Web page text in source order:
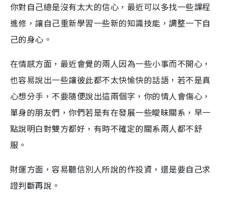
你對自己總是沒有太大的信心，最近可以多找一些課程
進修，讓自己重新學習一些新的知識技能，調整一下自
己的身心。
在情感方面，最近會覺的兩人因為一些小事而不開心，
也容易說出一些讓彼此都不太快愉快的話語，若不是真
心想分手，不要隨便說出這兩個字，你的情人會傷心，
單身的朋友們，你們若是有在發展一些曖昧關系，早一
點說明白對雙方都好，有時不確定的關系兩人都不舒
服。
財運方面，容易聽信別人所說的作投資，還是要自己求
證判斷再說。